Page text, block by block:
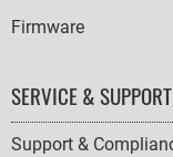
Firmware
SERVICE & SUPPORT
Support &